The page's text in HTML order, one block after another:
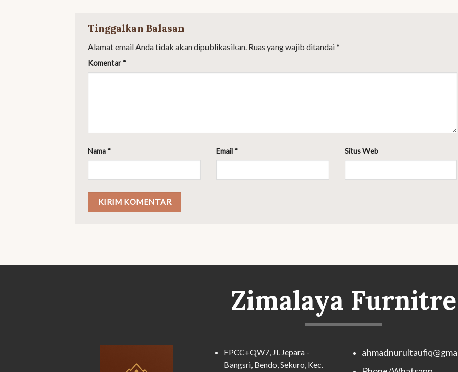
Tinggalkan Balasan
Alamat email Anda tidak akan dipublikasikan. Ruas yang wajib ditandai*
Komentar *
Nama * Email * Situs Web
Zimalaya Furnitre
FPCC+QW7, Jl. Jepara -
Bangsri, Bendo, Sekuro, Kec.